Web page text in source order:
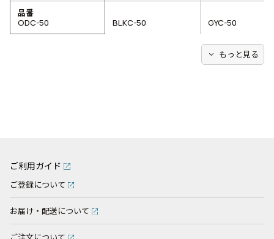
品番
ODC-50
BLKC-50 GYC-50
expand_more もっと見る
ご利用ガイド
ご登録について
お届け・配送について